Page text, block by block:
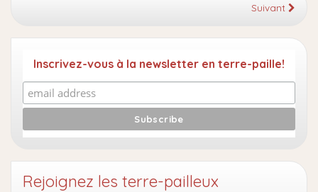
Suivant
Inscrivez-vous à la newsletter en terre-paille!
Rejoignez les terre-pailleux